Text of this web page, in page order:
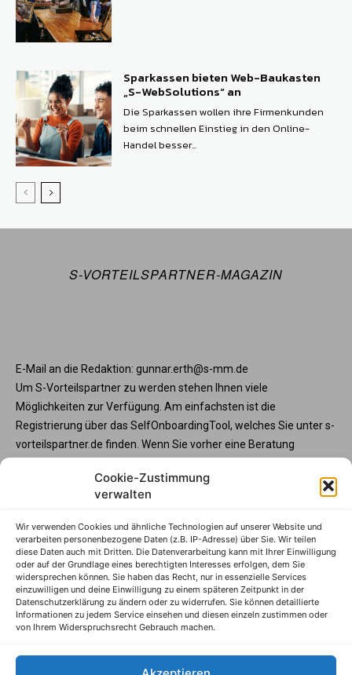
Cookie-Zustimmung
verwalten
Wir verwenden Cookies und ähnliche Technologien auf unserer Website und
verarbeiten personenbezogene Daten (z.B. IP-Adresse) über Sie. Wir teilen
diese Daten auch mit Dritten. Die Datenverarbeitung kann mit Ihrer Einwilligung
oder auf der Grundlage eines berechtigten Interesses erfolgen, dem Sie
widersprechen können. Sie haben das Recht, nur in essenzielle Services
einzuwilligen und deine Einwilligung zu einem späteren Zeitpunkt in der
Datenschutzerklärung zu ändern oder zu widerrufen. Sie können detaillierte
Informationen zu jedem Service einsehen und diesen einzeln zustimmen oder
von Ihrem Widerspruchsrecht Gebrauch machen.
Sparkassen bieten Web-Baukasten
„S-WebSolutions“ an
Die Sparkassen wollen ihre Firmenkunden
beim schnellen Einstieg in den Online-
Handel besser...
S-VORTEILSPARTNER-MAGAZIN
E-Mail an die Redaktion: gunnar.erth@s-mm.de
Um S-Vorteilspartner zu werden stehen Ihnen viele
Möglichkeiten zur Verfügung. Am einfachsten ist die
Registrierung über das SelfOnboardingTool, welches Sie unter s-
vorteilspartner.de finden. Wenn Sie vorher eine Beratung
vorteilspartner.de oder Telefon +49 345 570295 3573 gerne zur
Verfügung. Und wenn Sie Ihre Programmteilnahme vorab mit
Ihren Sparkassenberater.
S-Vorteilspartner
Impressum
Datenschutzhinweise
AGB
Erklärung zur Barrierefreiheit